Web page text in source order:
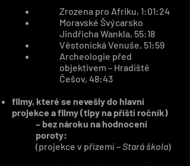
Zrozena pro Afriku, 1:01:24
Moravské Švýcarsko
Jindřicha Wankla, 55:18
Věstonická Venuše, 51:59
Archeologie před
objektivem – Hradiště
Češov, 48:43
filmy, které se nevešly do hlavní
projekce a filmy (tipy na příští ročník)
– bez nároku na hodnocení
poroty:
(projekce v přízemí –Stará škola)